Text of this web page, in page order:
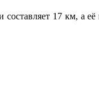
17 км, а